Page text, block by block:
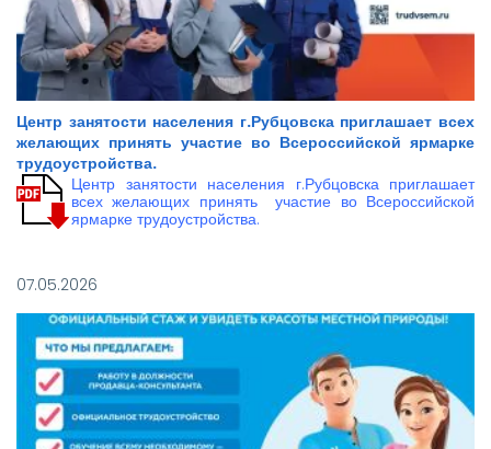
Центр занятости населения г.Рубцовска приглашает всех
желающих принять участие во Всероссийской ярмарке
трудоустройства.
Центр занятости населения г.Рубцовска приглашает
всех желающих принять участие во Всероссийской
ярмарке трудоустройства.
07.05.2026